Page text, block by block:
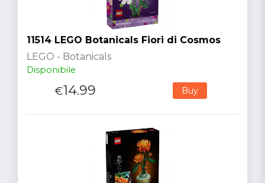
11514 LEGO Botanicals Fiori di Cosmos
LEGO - Botanicals
Disponibile
€14.99 Buy